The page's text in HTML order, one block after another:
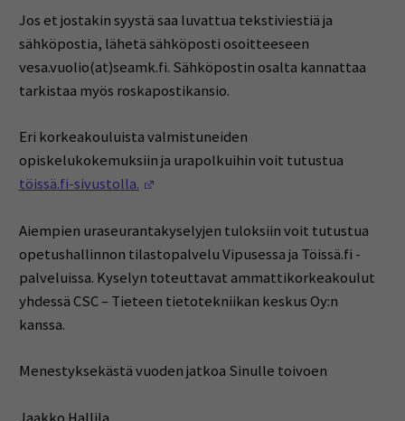
Jos et jostakin syystä saa luvattua tekstiviestiä ja
sähköpostia, lähetä sähköposti osoitteeseen
vesa.vuolio(at)seamk.fi. Sähköpostin osalta kannattaa
tarkistaa myös roskapostikansio.
Eri korkeakouluista valmistuneiden
opiskelukokemuksiin ja urapolkuihin voit tutustua
töissä.fi-sivustolla.
Aiempien uraseurantakyselyjen tuloksiin voit tutustua
opetushallinnon tilastopalvelu Vipusessa ja Töissä.fi -
palveluissa. Kyselyn toteuttavat ammattikorkeakoulut
yhdessä CSC – Tieteen tietotekniikan keskus Oy:n
kanssa.
Menestyksekästä vuoden jatkoa Sinulle toivoen